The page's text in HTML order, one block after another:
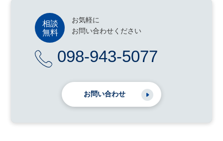
お気軽に
お問い合わせください
098-943-5077
お問い合わせ